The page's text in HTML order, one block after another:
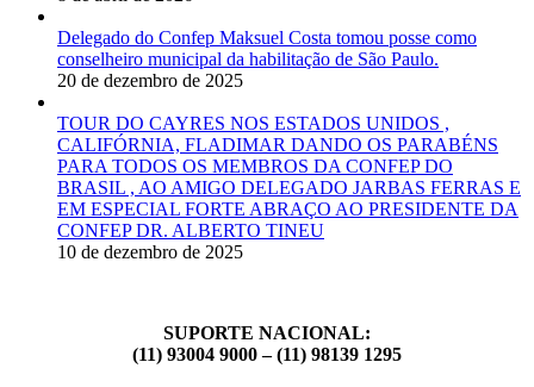
Delegado do Confep Maksuel Costa tomou posse como
conselheiro municipal da habilitação de São Paulo.
20 de dezembro de 2025
TOUR DO CAYRES NOS ESTADOS UNIDOS ,
CALIFÓRNIA, FLADIMAR DANDO OS PARABÉNS
PARA TODOS OS MEMBROS DA CONFEP DO
BRASIL , AO AMIGO DELEGADO JARBAS FERRAS E
EM ESPECIAL FORTE ABRAÇO AO PRESIDENTE DA
CONFEP DR. ALBERTO TINEU
10 de dezembro de 2025
SUPORTE NACIONAL:
(11) 93004 9000 – (11) 98139 1295